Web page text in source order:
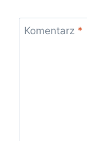
Komentarz *